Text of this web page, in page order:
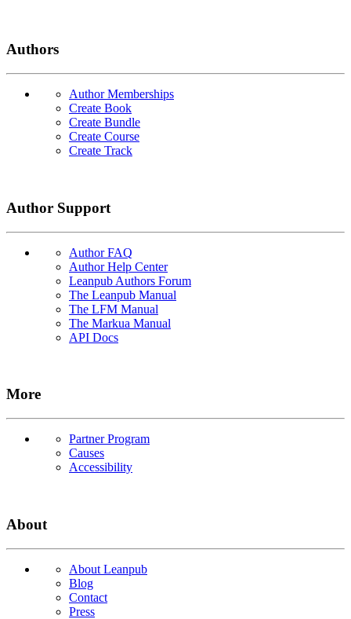
Authors
Author Memberships
Create Book
Create Bundle
Create Course
Create Track
Author Support
Author FAQ
Author Help Center
Leanpub Authors Forum
The Leanpub Manual
The LFM Manual
The Markua Manual
API Docs
More
Partner Program
Causes
Accessibility
About
About Leanpub
Blog
Contact
Press